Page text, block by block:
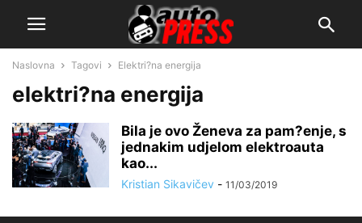
Naslovna Tagovi Elektri?na energija
elektri?na energija
Bila je ovo Ženeva za pam?enje, s
jednakim udjelom elektroauta
kao...
Kristian Sikavičev - 11/03/2019